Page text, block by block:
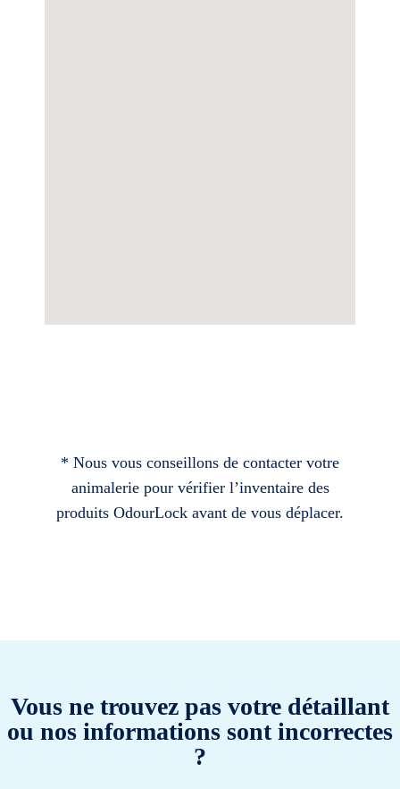
* Nous vous conseillons de contacter votre
animalerie pour vérifier l’inventaire des
produits OdourLock avant de vous déplacer.
Vous ne trouvez pas votre détaillant
ou nos informations sont incorrectes
?